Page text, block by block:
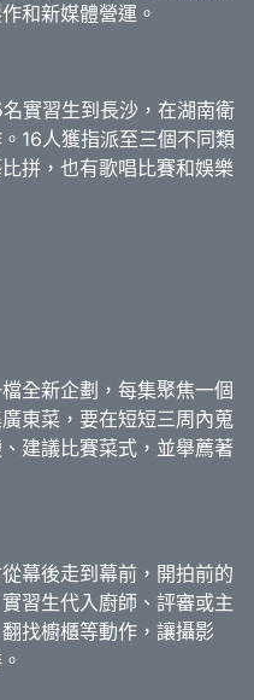
和新媒體營運。
實習生到長沙，在湖南衛
16人獲指派至三個不同類
拼，也有歌唱比賽和娛樂
全新企劃，每集聚焦一個
東菜，要在短短三周內蒐
建議比賽菜式，並舉薦著
幕後走到幕前，開拍前的
習生代入廚師、評審或主
找櫥櫃等動作，讓攝影